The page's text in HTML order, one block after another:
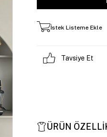
İstek Listeme Ekle
Tavsiye Et
ÜRÜN